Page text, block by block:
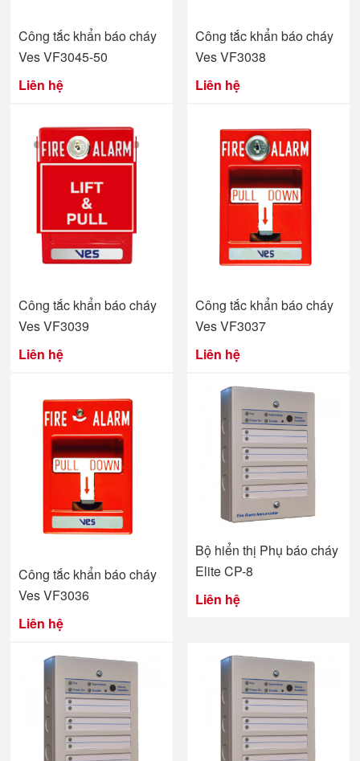
Công tắc khẩn báo cháy
Ves VF3045-50
Liên hệ
Công tắc khẩn báo cháy
Ves VF3038
Liên hệ
Công tắc khẩn báo cháy
Ves VF3039
Liên hệ
Công tắc khẩn báo cháy
Ves VF3037
Liên hệ
Công tắc khẩn báo cháy
Ves VF3036
Liên hệ
Bộ hiển thị Phụ báo cháy
Elite CP-8
Liên hệ